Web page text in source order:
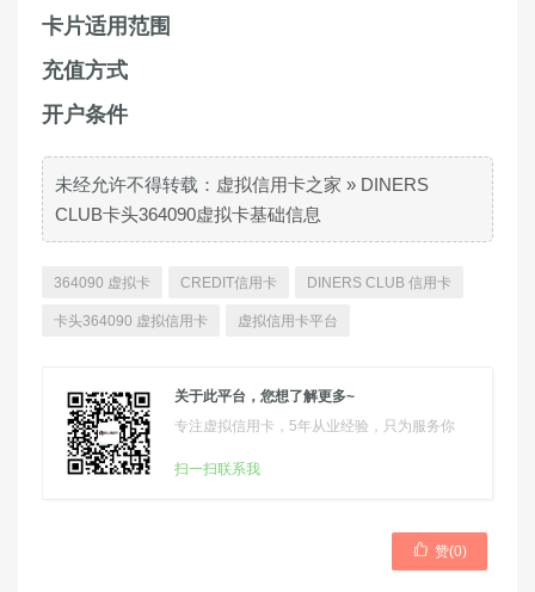
卡片适用范围
充值方式
开户条件
未经允许不得转载： 虚拟信用卡之家 » DINERS
CLUB卡头364090虚拟卡基础信息
364090 虚拟卡 CREDIT信用卡 DINERS CLUB 信用卡
卡头364090 虚拟信用卡 虚拟信用卡平台
关于此平台，您想了解更多~
专注虚拟信用卡，5年从业经验，只为服务你
扫一扫联系我
 赞(0)